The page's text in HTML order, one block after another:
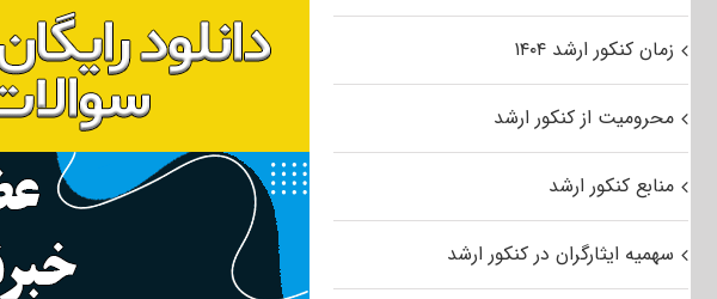
زمان کنکور ارشد ۱۴۰۴
محرومیت از کنکور ارشد
منابع کنکور ارشد
سهمیه ایثارگران در کنکور ارشد